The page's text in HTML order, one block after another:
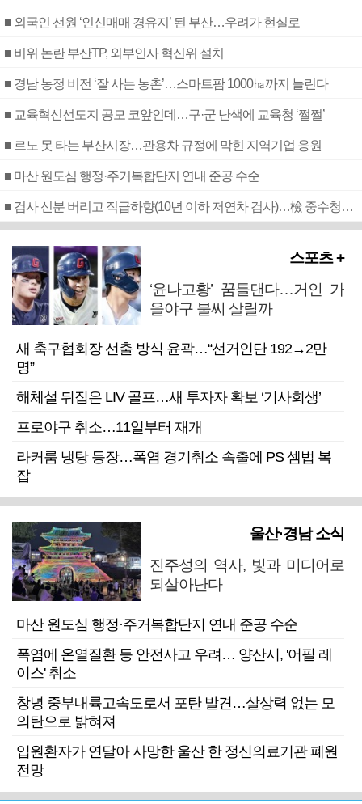
■ 외국인 선원 ‘인신매매 경유지’ 된 부산…우려가 현실로
■ 비위 논란 부산TP, 외부인사 혁신위 설치
■ 경남 농정 비전 ‘잘 사는 농촌’…스마트팜 1000㏊까지 늘린다
■ 교육혁신선도지 공모 코앞인데…구·군 난색에 교육청 ‘쩔쩔’
■ 르노 못 타는 부산시장…관용차 규정에 막힌 지역기업 응원
■ 마산 원도심 행정·주거복합단지 연내 준공 수순
■ 검사 신분 버리고 직급하향(10년 이하 저연차 검사)…檢 중수청행 기피
스포츠 +
‘윤나고황’ 꿈틀댄다…거인 가
을야구 불씨 살릴까
새 축구협회장 선출 방식 윤곽…“선거인단 192→2만
명”
해체설 뒤집은 LIV 골프…새 투자자 확보 ‘기사회생’
프로야구 취소…11일부터 재개
라커룸 냉탕 등장…폭염 경기취소 속출에 PS 셈법 복
잡
울산·경남 소식
진주성의 역사, 빛과 미디어로
되살아난다
마산 원도심 행정·주거복합단지 연내 준공 수순
폭염에 온열질환 등 안전사고 우려… 양산시, '어필 레
이스' 취소
창녕 중부내륙고속도로서 포탄 발견…살상력 없는 모
의탄으로 밝혀져
입원환자가 연달아 사망한 울산 한 정신의료기관 폐원
전망